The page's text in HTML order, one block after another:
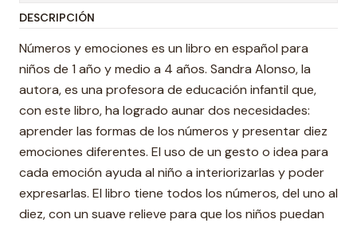
DESCRIPCIÓN
Números y emociones es un libro en español para
niños de 1 año y medio a 4 años. Sandra Alonso, la
autora, es una profesora de educación infantil que,
con este libro, ha logrado aunar dos necesidades:
aprender las formas de los números y presentar diez
emociones diferentes. El uso de un gesto o idea para
cada emoción ayuda al niño a interiorizarlas y poder
expresarlas. El libro tiene todos los números, del uno al
diez, con un suave relieve para que los niños puedan